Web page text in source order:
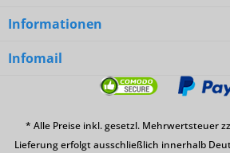
Informationen
Infomail
* Alle Preise inkl. gesetzl. Mehrwertsteuer
Lieferung erfolgt ausschließlich innerhalb